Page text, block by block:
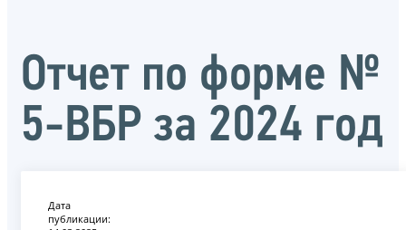
Отчет по форме №
5-ВБР за 2024 год
Дата
публикации: